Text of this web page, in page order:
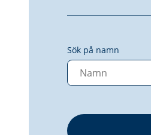
Sök på namn